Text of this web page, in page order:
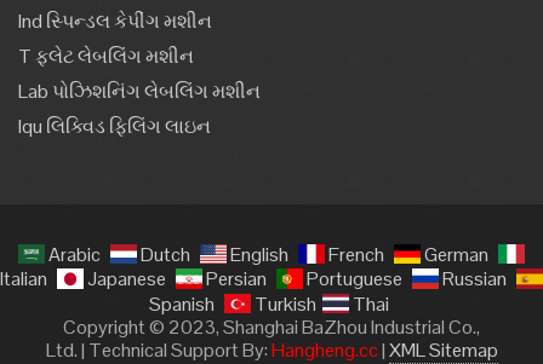
Ind સ્પિન્ડલ કેપીંગ મશીન
T ફ્લેટ લેબલિંગ મશીન
Lab પોઝિશનિંગ લેબલિંગ મશીન
Iqu લિક્વિડ ફિલિંગ લાઇન
Arabic Dutch English French
German
Italian
Japanese Persian Portuguese
Russian
Spanish
Turkish
Thai
Copyright © 2023, Shanghai BaZhou Industrial Co.,
Ltd. | Technical Support By:Hangheng.cc|XML Sitemap